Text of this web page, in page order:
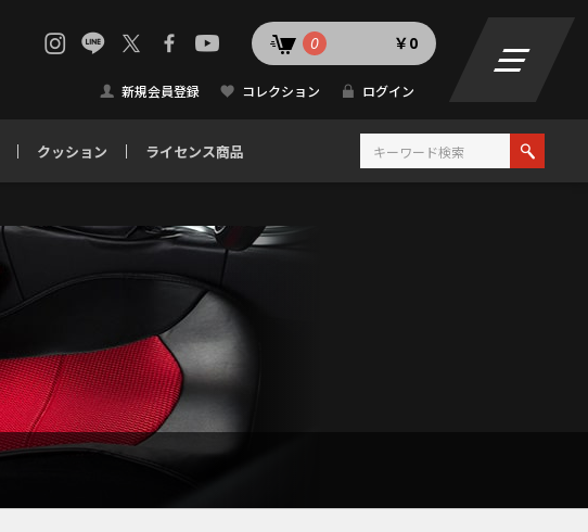
0 ￥0
新規会員登録 コレクション ログイン
クッション ライセンス商品